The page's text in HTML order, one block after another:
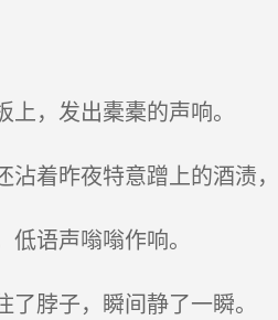
，发出橐橐的声响。
着昨夜特意蹭上的酒渍
语声嗡嗡作响。
脖子，瞬间静了一瞬。